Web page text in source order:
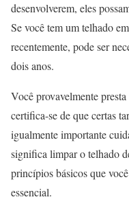
desenvolverem, eles
Se você tem um telhado
recentemente, pode ser
dois anos.
Você provavelmente
certifica-se de que certas
igualmente importante
significa limpar o telhado
princípios básicos que
essencial.